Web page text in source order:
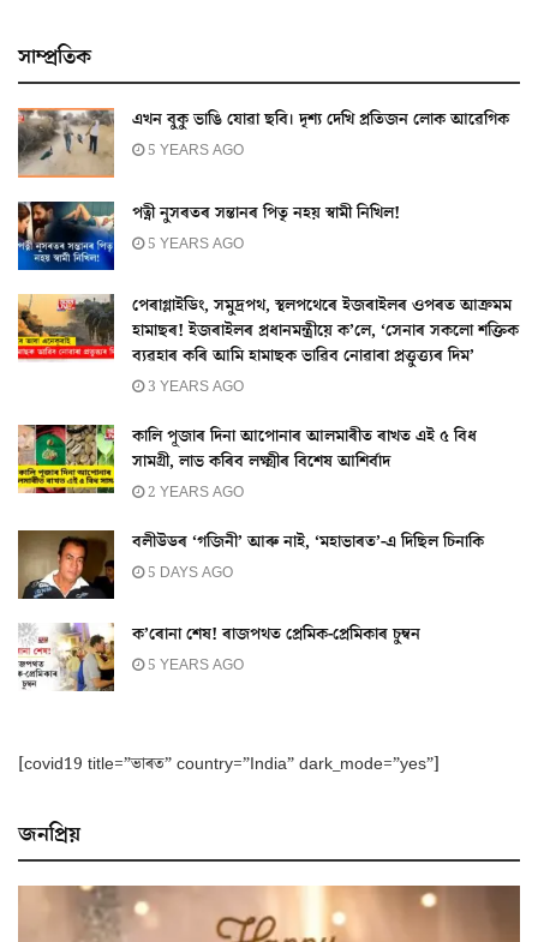
সাম্প্ৰতিক
এখন বুকু ভাঙি যোৱা ছবি। দৃশ্য দেখি প্ৰতিজন লোক আৱেগিক
5 YEARS AGO
পত্নী নুসৰতৰ সন্তানৰ পিতৃ নহয় স্বামী নিখিল!
5 YEARS AGO
পেৰাগ্লাইডিং, সমুদ্ৰপথ, স্থলপথেৰে ইজৰাইলৰ ওপৰত আক্ৰমম
হামাছৰ! ইজৰাইলৰ প্ৰধানমন্ত্ৰীয়ে ক’লে, ‘সেনাৰ সকলো শক্তিক
ব্যৱহাৰ কৰি আমি হামাছক ভাৱিব নোৱাৰা প্ৰত্তুত্ত্যৰ দিম’
3 YEARS AGO
কালি পূজাৰ দিনা আপোনাৰ আলমাৰীত ৰাখত এই ৫ বিধ
সামগ্ৰী, লাভ কৰিব লক্ষ্মীৰ বিশেষ আশিৰ্বাদ
2 YEARS AGO
বলীউডৰ ‘গজিনী’ আৰু নাই, ‘মহাভাৰত’-এ দিছিল চিনাকি
5 DAYS AGO
ক’ৰোনা শেষ! ৰাজপথত প্ৰেমিক-প্ৰেমিকাৰ চুম্বন
5 YEARS AGO
[covid19 title=”ভাৰত” country=”India” dark_mode=”yes”]
জনপ্ৰিয়